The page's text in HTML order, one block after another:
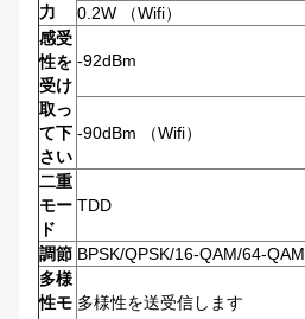
力
0.2W （Wifi）
感受
性を
受け
取っ
て下
さい
-92dBm
-90dBm （Wifi）
二重
モー
ド
TDD
調節 BPSK/QPSK/16-QAM/64-QAM
多様
性モ 多様性を送受信します